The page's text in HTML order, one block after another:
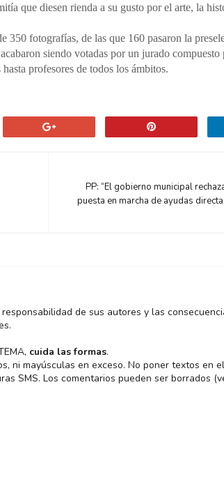
que diesen rienda a su gusto por el arte, la
350 fotografías, de las que 160 pasaron la
siendo votadas por un jurado compuesto
profesores de todos los ámbitos.
PP: “El gobierno municipal
puesta en marcha de ayudas
de sus autores y las
cuida las formas.
ni mayúsculas en exceso. No poner textos en
SMS. Los comentarios pueden ser borrados